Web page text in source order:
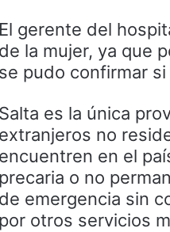
El gerente del
de la mujer, ya que
se pudo confirmar
Salta es la única
extranjeros no
encuentren en el
precaria o no
de emergencia sin
por otros servicios